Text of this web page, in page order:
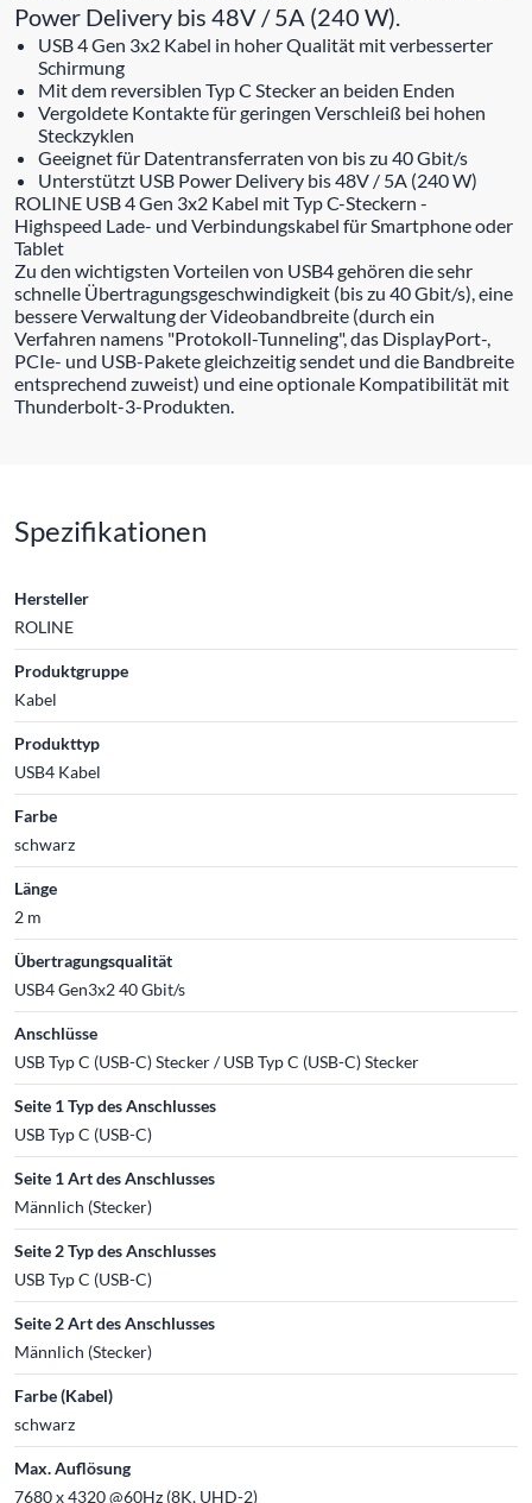
Power Delivery bis 48V / 5A (240 W).
USB 4 Gen 3x2 Kabel in hoher Qualität mit verbesserter
Schirmung
Mit dem reversiblen Typ C Stecker an beiden Enden
Vergoldete Kontakte für geringen Verschleiß bei hohen
Steckzyklen
Geeignet für Datentransferraten von bis zu 40 Gbit/s
Unterstützt USB Power Delivery bis 48V / 5A (240 W)
ROLINE USB 4 Gen 3x2 Kabel mit Typ C-Steckern -
Highspeed Lade- und Verbindungskabel für Smartphone oder
Tablet
Zu den wichtigsten Vorteilen von USB4 gehören die sehr
schnelle Übertragungsgeschwindigkeit (bis zu 40 Gbit/s), eine
bessere Verwaltung der Videobandbreite (durch ein
Verfahren namens "Protokoll-Tunneling", das DisplayPort-,
PCIe- und USB-Pakete gleichzeitig sendet und die Bandbreite
entsprechend zuweist) und eine optionale Kompatibilität mit
Thunderbolt-3-Produkten.
Spezifikationen
Hersteller
ROLINE
Produktgruppe
Kabel
Produkttyp
USB4 Kabel
Farbe
schwarz
Länge
2 m
Übertragungsqualität
USB4 Gen3x2 40 Gbit/s
Anschlüsse
USB Typ C (USB-C) Stecker / USB Typ C (USB-C) Stecker
Seite 1 Typ des Anschlusses
USB Typ C (USB-C)
Seite 1 Art des Anschlusses
Männlich (Stecker)
Seite 2 Typ des Anschlusses
USB Typ C (USB-C)
Seite 2 Art des Anschlusses
Männlich (Stecker)
Farbe (Kabel)
schwarz
Max. Auflösung
7680 x 4320 @60Hz (8K, UHD-2)